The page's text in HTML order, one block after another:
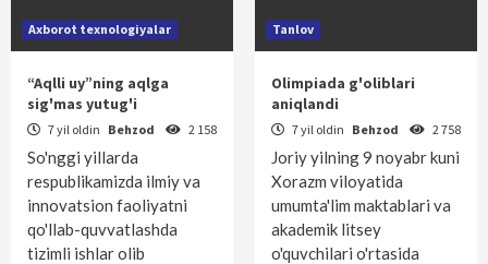
Axborot texnologiyalar
“Aqlli uy”ning aqlga
sig'mas yutug'i
7 yil oldin Behzod 2 158
So'nggi yillarda
respublikamizda ilmiy va
innovatsion faoliyatni
qo'llab-quvvatlashda
tizimli ishlar olib
Tanlov
Olimpiada g'oliblari
aniqlandi
7 yil oldin Behzod 2 758
Joriy yilning 9 noyabr kuni
Xorazm viloyatida
umumta'lim maktablari va
akademik litsey
o'quvchilari o'rtasida